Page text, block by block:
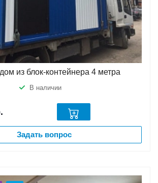
из блок-контейнера 4 метра
В наличии
Задать вопрос